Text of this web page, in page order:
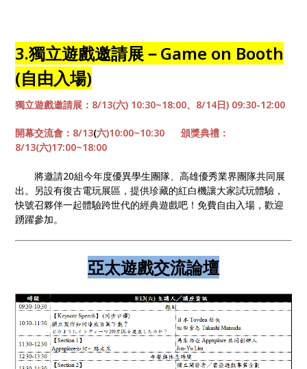
3.獨立遊戲邀請展－Game on Booth
(自由入場)
獨立遊戲邀請展：8/13(六) 10:30~18:00、8/14日) 09:30-12:00
開幕交流會：8/13(六)10:00~10:30 頒獎典禮 ：
8/13(六)17:00~18:00
將邀請20組今年度優異學生團隊、高雄優秀業界團隊共同展
出。另設有復古電玩展區，提供珍藏的紅白機讓大家試玩體驗，
快號召夥伴一起體驗跨世代的經典遊戲吧！免費自由入場，歡迎
踴躍參加。
亞太遊戲交流論壇